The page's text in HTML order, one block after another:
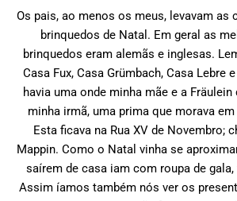
Os pais, ao menos os meus, levavam as
brinquedos de Natal. Em geral as
brinquedos eram alemãs e inglesas.
Casa Fux, Casa Grümbach, Casa Lebre
havia uma onde minha mãe e a
minha irmã, uma prima que morava
Esta ficava na Rua XV de Novembro;
Mappin. Como o Natal vinha se
saírem de casa iam com roupa de
Assim íamos também nós ver os